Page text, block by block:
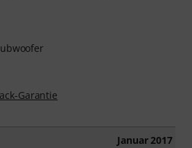
Garantie
Januar 2017